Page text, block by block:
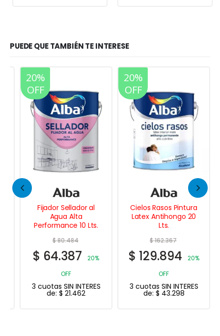
PUEDE QUE TAMBIÉN TE INTERESE
20%
OFF
Fijador Sellador al
Agua Alta
Performance 10 Lts.
80.484
$64.387
20%
OFF
3 cuotas SIN INTERES
de:$ 21.462
20%
OFF
Cielos Rasos Pintura
Latex Antihongo 20
Lts.
162.367
$129.894
20%
OFF
3 cuotas SIN INTERES
de:$ 43.298